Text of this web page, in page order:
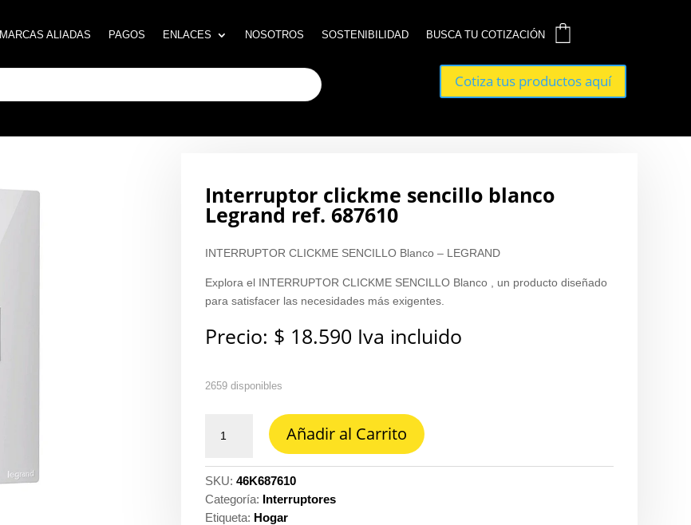
MARCAS ALIADAS PAGOS ENLACES NOSOTROS SOSTENIBILIDAD BUSCA TU COTIZACIÓN
Cotiza tus productos aquí
MARCAS ALIADAS PAGOS ENLACES NOSOTROS SOSTENIBILIDAD BUSCA TU COTIZACIÓN
Cotiza tus productos aquí
Interruptor clickme sencillo blanco
Legrand ref. 687610
INTERRUPTOR CLICKME SENCILLO Blanco – LEGRAND
Explora el INTERRUPTOR CLICKME SENCILLO Blanco , un producto diseñado
para satisfacer las necesidades más exigentes.
Precio: $ 18.590 Iva incluido
2659 disponibles
clickme
blanco
Legrand
ref.
Añadir al Carrito
SKU:46K687610
Categoría: Interruptores
Etiqueta: Hogar